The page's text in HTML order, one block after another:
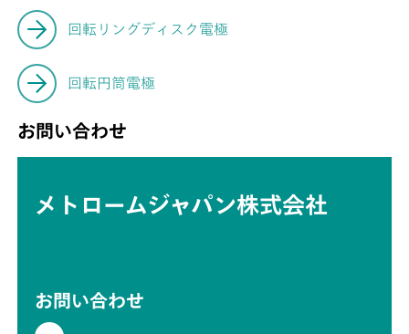
回転リングディスク電極
回転円筒電極
お問い合わせ
メトロームジャパン株式会社
お問い合わせ